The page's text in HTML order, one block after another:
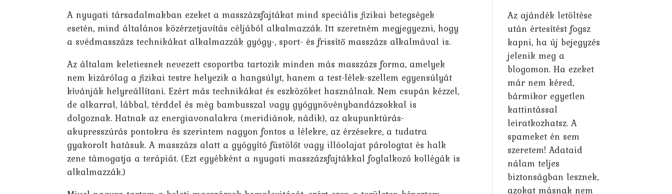
A nyugati társadalmakban ezeket a masszázsfajtákat mind speciális fizikai betegségek
esetén, mind általános közérzetjavítás céljából alkalmazzák. Itt szeretném megjegyezni, hogy
a svédmasszázs technikákat alkalmazzák gyógy-, sport- és frissítő masszázs alkalmával is.
Az általam keletiesnek nevezett csoportba tartozik minden más masszázs forma, amelyek
nem kizárólag a fizikai testre helyezik a hangsúlyt, hanem a test-lélek-szellem egyensúlyát
kívánják helyreállítani. Ezért más technikákat és eszközöket használnak. Nem csupán kézzel,
de alkarral, lábbal, térddel és még bambusszal vagy gyógynövénybandázsokkal is
dolgoznak. Hatnak az energiavonalakra (meridiánok, nádik), az akupunktúrás-
akupresszúrás pontokra és szerintem nagyon fontos a lélekre, az érzésekre, a tudatra
gyakorolt hatásuk. A masszázs alatt a gyógyító füstölőt vagy illóolajat párologtat és halk
zene támogatja a terápiát. (Ezt egyébként a nyugati masszázsfajtákkal foglalkozó kollégák is
alkalmazzák.)
Az ajándék letöltése
után értesítést fogsz
kapni, ha új bejegyzés
jelenik meg a
blogomon. Ha ezeket
már nem kéred,
bármikor egyetlen
kattintással
leiratkozhatsz. A
spameket én sem
szeretem! Adataid
nálam teljes
biztonságban lesznek,
azokat másnak nem